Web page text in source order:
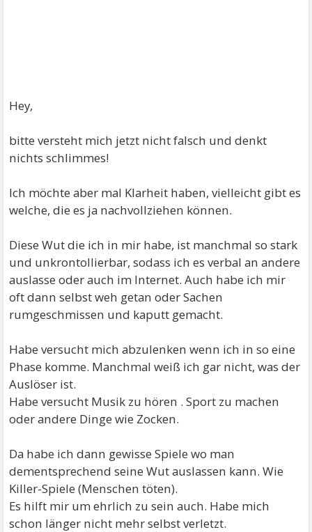
Hey,
bitte versteht mich jetzt nicht falsch und denkt
nichts schlimmes!
Ich möchte aber mal Klarheit haben, vielleicht gibt es
welche, die es ja nachvollziehen können.
Diese Wut die ich in mir habe, ist manchmal so stark
und unkrontollierbar, sodass ich es verbal an andere
auslasse oder auch im Internet. Auch habe ich mir
oft dann selbst weh getan oder Sachen
rumgeschmissen und kaputt gemacht.
Habe versucht mich abzulenken wenn ich in so eine
Phase komme. Manchmal weiß ich gar nicht, was der
Auslöser ist.
Habe versucht Musik zu hören . Sport zu machen
oder andere Dinge wie Zocken.
Da habe ich dann gewisse Spiele wo man
dementsprechend seine Wut auslassen kann. Wie
Killer-Spiele (Menschen töten).
Es hilft mir um ehrlich zu sein auch. Habe mich
schon länger nicht mehr selbst verletzt.